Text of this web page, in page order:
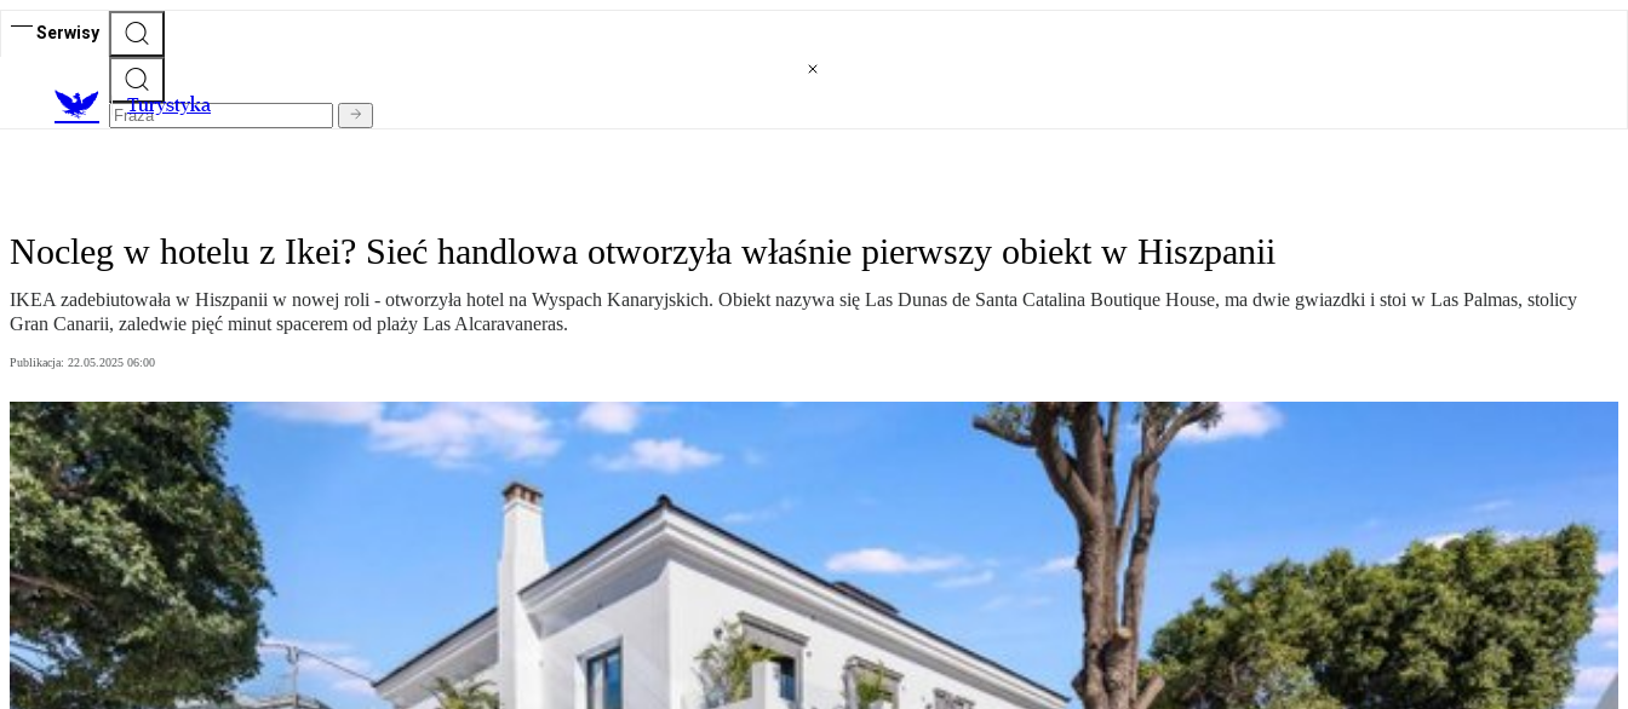
Serwisy
Turystyka
Nocleg w hotelu z Ikei? Sieć handlowa otworzyła właśnie pierwszy obiekt w Hiszpanii
IKEA zadebiutowała w Hiszpanii w nowej roli - otworzyła hotel na Wyspach Kanaryjskich. Obiekt nazywa się Las Dunas de Santa Catalina Boutique House, ma dwie gwiazdki i stoi w Las Palmas, stolicy
Gran Canarii, zaledwie pięć minut spacerem od plaży Las Alcaravaneras.
Publikacja: 22.05.2025 06:00